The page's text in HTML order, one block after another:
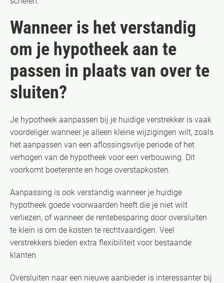
Wanneer is het verstandig
om je hypotheek aan te
passen in plaats van over te
sluiten?
Je hypotheek aanpassen bij je huidige verstrekker is vaak
voordeliger wanneer je alleen kleine wijzigingen wilt, zoals
het aanpassen van een aflossingsvrije periode of het
verhogen van de hypotheek voor een verbouwing. Dit
voorkomt boeterente en hoge overstapkosten.
Aanpassing is ook verstandig wanneer je huidige
hypotheek goede voorwaarden heeft die je niet wilt
verliezen, of wanneer de rentebesparing door oversluiten
te klein is om de kosten te rechtvaardigen. Veel
verstrekkers bieden extra flexibiliteit voor bestaande
klanten.
Oversluiten naar een nieuwe aanbieder is interessanter bij